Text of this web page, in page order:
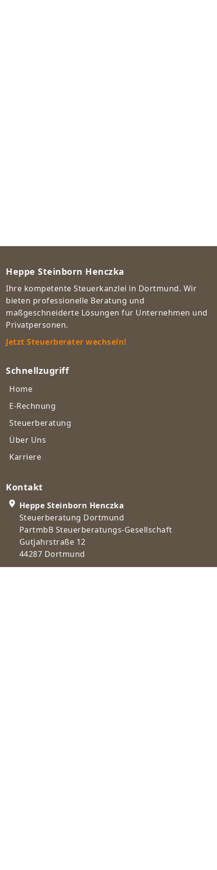
Heppe Steinborn Henczka
Ihre kompetente Steuerkanzlei in Dortmund. Wir
bieten professionelle Beratung und
maßgeschneiderte Lösungen für Unternehmen und
Privatpersonen.
Jetzt Steuerberater wechseln!
Schnellzugriff
Home
E-Rechnung
Steuerberatung
Über Uns
Karriere
Kontakt
Heppe Steinborn Henczka
Steuerberatung Dortmund
PartmbB Steuerberatungs-Gesellschaft
Gutjahrstraße 12
44287 Dortmund